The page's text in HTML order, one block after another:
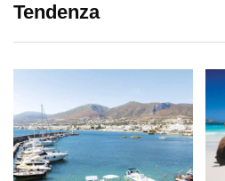
Tendenza